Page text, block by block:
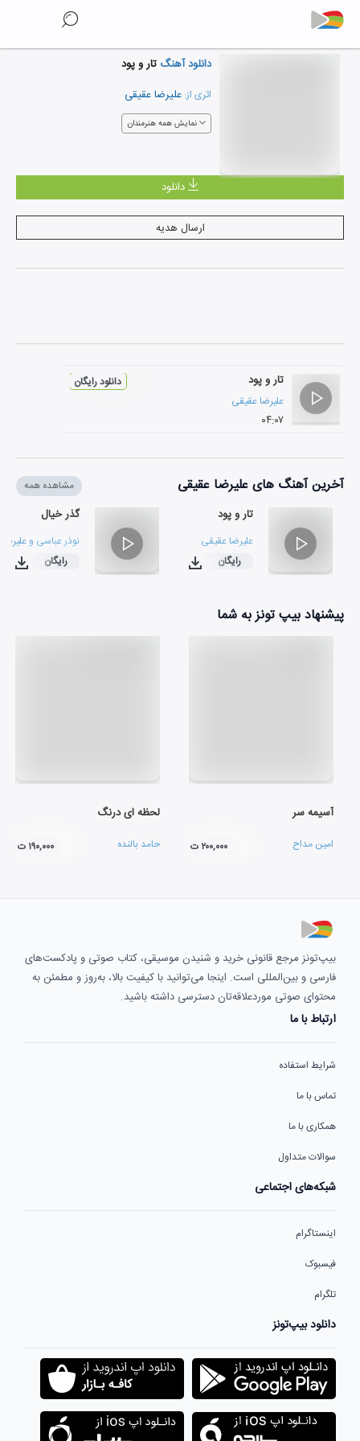
دانلود آهنگ تار و پود
اثری از: علیرضا عقیقی
نمایش همه هنرمندان
دانلود
ارسال هدیه
تار و پود
علیرضا عقیقی
۰۴:۰۷
دانلود رایگان
آخرین آهنگ های علیرضا عقیقی مشاهده همه
تار و پود
علیرضا عقیقی
۰۴:۰۷رایگان
گذر خیال
نوذر عباسی و
۰۵:۰۰رایگان
پیشنهاد بیپ تونز به شما
آسیمه سر
امین مداح ۲۰۰,۰۰۰ ت
لحظه ای درنگ
حامد بالنده ۱۹۰,۰۰۰ ت
بیپ‌تونز مرجع قانونی خرید و شنیدن موسیقی، کتاب صوتی و پادکست‌های
فارسی و بین‌المللی است. اینجا می‌توانید با کیفیت بالا، به‌روز و مطمئن به
محتوای صوتی موردعلاقه‌تان دسترسی داشته باشید.
ارتباط با ما
شرایط استفاده
تماس با ما
همکاری با ما
سوالات متداول
شبکه‌های اجتماعی
اینستاگرام
فیسبوک
تلگرام
دانلود بیپ‌تونز